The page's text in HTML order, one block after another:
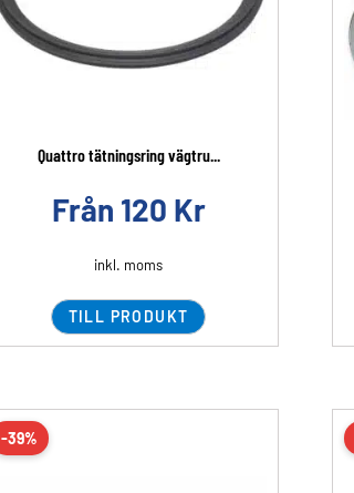
Quattro tätningsring vägtru...
Från 120 Kr
inkl. moms
TILL PRODUKT
-39%